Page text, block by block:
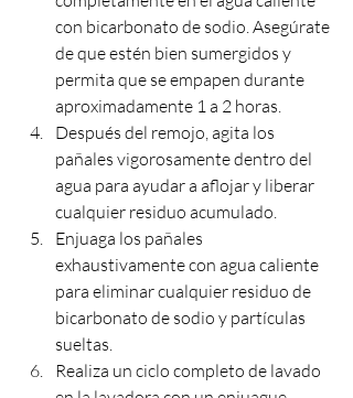
con bicarbonato de sodio. Asegúrate
de que estén bien sumergidos y
permita que se empapen durante
aproximadamente 1 a 2 horas.
Después del remojo, agita los
pañales vigorosamente dentro del
agua para ayudar a aflojar y liberar
cualquier residuo acumulado.
Enjuaga los pañales
exhaustivamente con agua caliente
para eliminar cualquier residuo de
bicarbonato de sodio y partículas
sueltas.
Realiza un ciclo completo de lavado